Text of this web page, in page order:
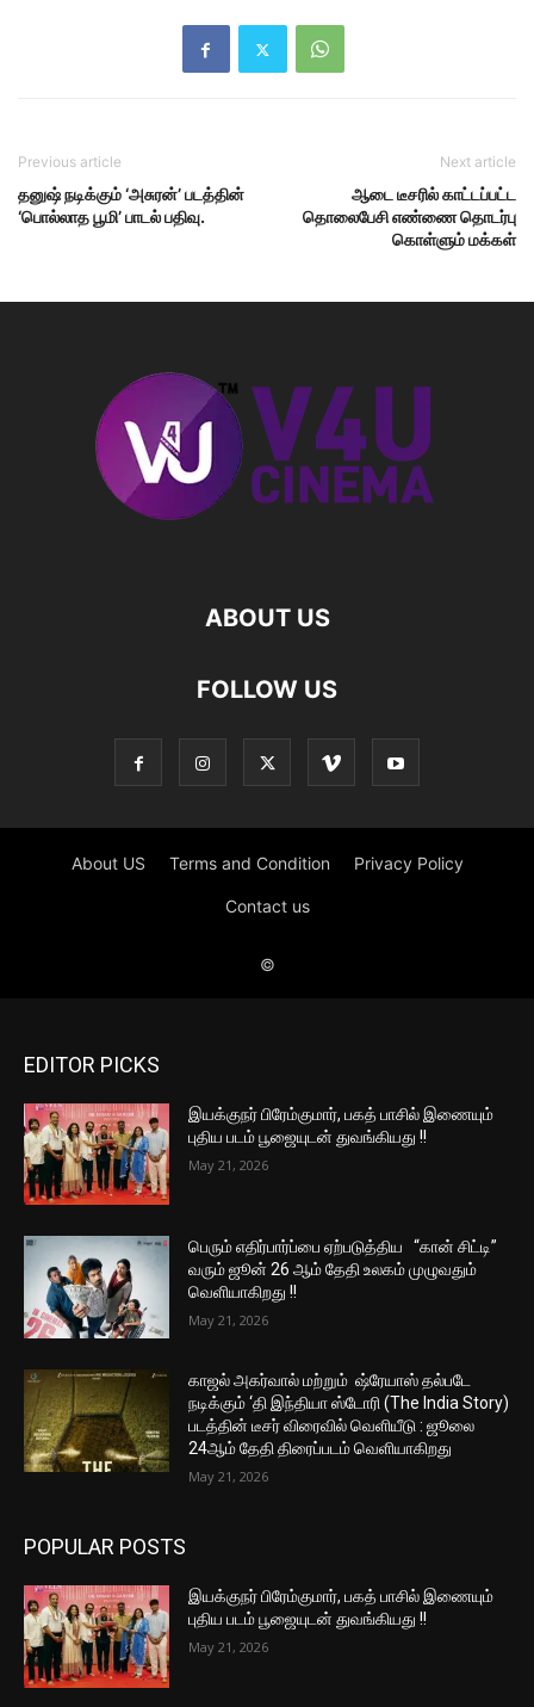
EDITOR PICKS
இயக்குநர் பிரேம்குமார், பகத் பாசில் இணையும்
புதிய படம் பூஜையுடன் துவங்கியது !!
May 21, 2026
பெரும் எதிர்பார்ப்பை ஏற்படுத்திய “கான் சிட்டி”
வரும் ஜூன் 26 ஆம் தேதி உலகம் முழுவதும்
வெளியாகிறது !!
May 21, 2026
காஜல் அகர்வால் மற்றும் ஷ்ரேயாஸ் தல்படே
நடிக்கும் ‘தி இந்தியா ஸ்டோரி (The India Story)
படத்தின் டீசர் விரைவில் வெளியீடு : ஜூலை
24ஆம் தேதி திரைப்படம் வெளியாகிறது
May 21, 2026
POPULAR POSTS
இயக்குநர் பிரேம்குமார், பகத் பாசில் இணையும்
புதிய படம் பூஜையுடன் துவங்கியது !!
May 21, 2026